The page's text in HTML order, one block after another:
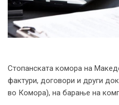
Стопанската комора на
фактури, договори и други
во Комора), на барање на